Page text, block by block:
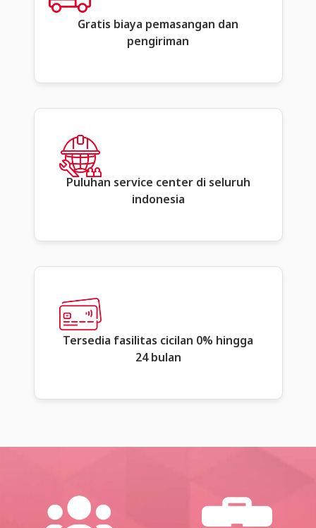
Gratis biaya pemasangan dan
pengiriman
Puluhan service center di seluruh
indonesia
Tersedia fasilitas cicilan 0% hingga
24 bulan